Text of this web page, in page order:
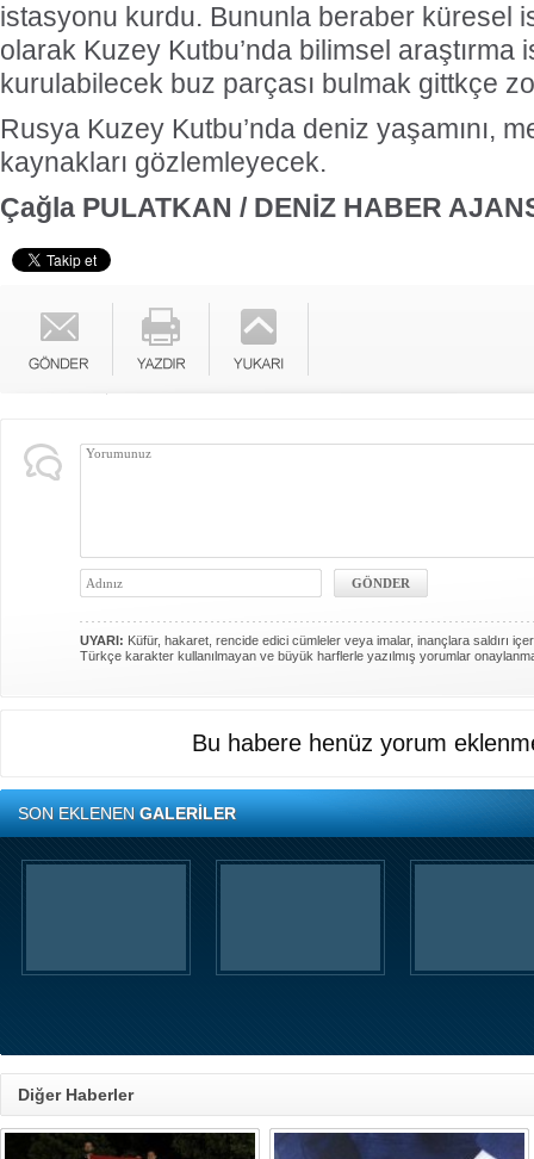
istasyonu kurdu. Bununla beraber küresel
olarak Kuzey Kutbu’nda bilimsel araştırma
kurulabilecek buz parçası bulmak gittkçe
Rusya Kuzey Kutbu’nda deniz yaşamını,
kaynakları gözlemleyecek.
Çağla PULATKAN / DENİZ HABER
UYARI: Küfür, hakaret, rencide edici cümleler veya imalar, inançlara saldırı
Türkçe karakter kullanılmayan ve büyük harflerle yazılmış yorumlar
Bu habere henüz yorum
SON EKLENENGALERİLER
Diğer Haberler